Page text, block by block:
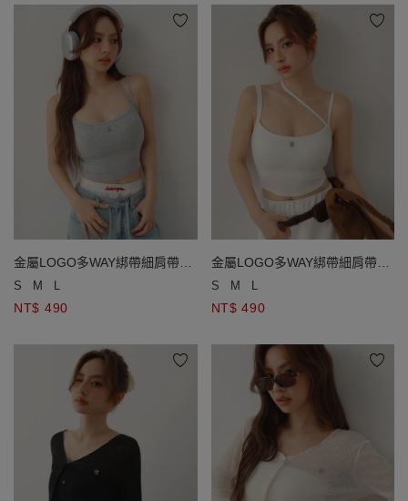
金屬LOGO多WAY綁帶細肩帶羅
紋短版BRA背心
S M L
NT$ 490
金屬LOGO多WAY綁帶細肩帶羅
紋短版BRA背心
S M L
NT$ 490